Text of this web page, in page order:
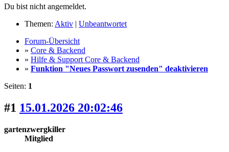
Du bist nicht angemeldet.
Themen: Aktiv | Unbeantwortet
Forum-Übersicht
» Core & Backend
» Hilfe & Support Core & Backend
» Funktion "Neues Passwort zusenden" deaktivieren
Seiten: 1
#1 15.01.2026 20:02:46
gartenzwergkiller
Mitglied